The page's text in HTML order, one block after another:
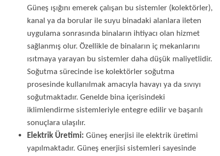
Güneş ışığını emerek çalışan bu sistemler (kolektörler),
kanal ya da borular ile suyu binadaki alanlara ileten
uygulama sonrasında binaların ihtiyacı olan hizmet
sağlanmış olur. Özellikle de binaların iç mekanlarını
ısıtmaya yarayan bu sistemler daha düşük maliyetlidir.
Soğutma sürecinde ise kolektörler soğutma
prosesinde kullanılmak amacıyla havayı ya da sıvıyı
soğutmaktadır. Genelde bina içerisindeki
iklimlendirme sistemleriyle entegre edilir ve başarılı
sonuçlara ulaşılır.
Elektrik Üretimi: Güneş enerjisi ile elektrik üretimi
yapılmaktadır. Güneş enerjisi sistemleri sayesinde